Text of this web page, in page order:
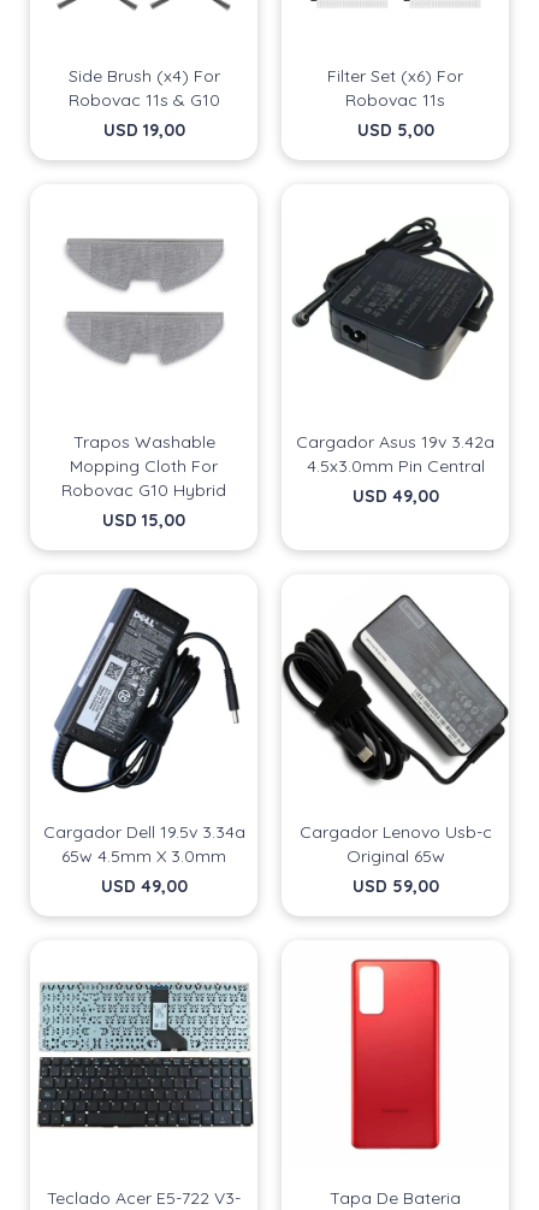
Side Brush (x4) For
Robovac 11s & G10
USD 19,00
Filter Set (x6) For
Robovac 11s
USD 5,00
Trapos Washable
Mopping Cloth For
Robovac G10 Hybrid
USD 15,00
Cargador Asus 19v 3.42a
4.5x3.0mm Pin Central
USD 49,00
Cargador Dell 19.5v 3.34a
65w 4.5mm X 3.0mm
USD 49,00
Cargador Lenovo Usb-c
Original 65w
USD 59,00
Teclado Acer E5-722 V3-
Tapa De Bateria